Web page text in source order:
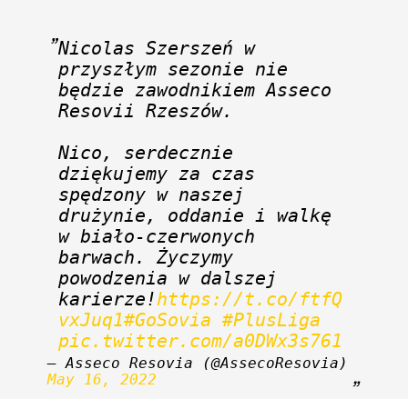
Nicolas Szerszeń w
przyszłym sezonie nie
będzie zawodnikiem Asseco
Resovii Rzeszów.
Nico, serdecznie
dziękujemy za czas
spędzony w naszej
drużynie, oddanie i walkę
w biało-czerwonych
barwach. Życzymy
powodzenia w dalszej
karierze!https://t.co/ftfQ
vxJuq1#GoSovia #PlusLiga
pic.twitter.com/a0DWx3s761
May 16, 2022